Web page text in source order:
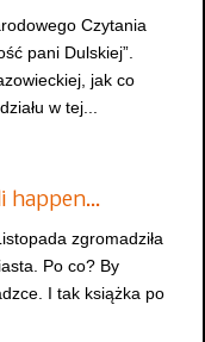
Czytania
pani Dulskiej”.
jak co
w tej...
happen…
zgromadziła
Po co? By
I tak książka po